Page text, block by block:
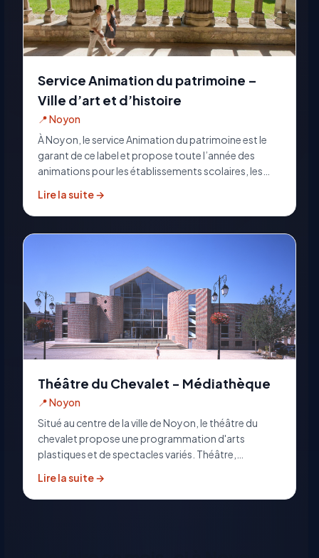
Service Animation du patrimoine –
Ville d’art et d’histoire
📍Noyon
À Noyon, le service Animation du patrimoine est le
garant de ce label et propose toute l’année des
animations pour les établissements scolaires, les
d’hiver et d’été s’adressent aux visiteurs locaux et de
passage curieux de découvrir une ville de 2000 ans
d’histoire.
Lire la suite →
Théâtre du Chevalet - Médiathèque
📍Noyon
Situé au centre de la ville de Noyon, le théâtre du
chevalet propose une programmation d'arts
plastiques et de spectacles variés. Théâtre,
goûts.
Lire la suite →